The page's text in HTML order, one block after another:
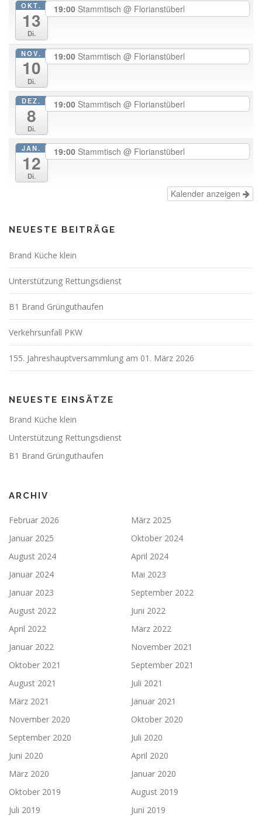
OKT.
13
Di.
19:00 Stammtisch @ Florianstüberl
NOV.
10
Di.
19:00 Stammtisch @ Florianstüberl
DEZ.
8
Di.
19:00 Stammtisch @ Florianstüberl
JAN.
12
Di.
19:00 Stammtisch @ Florianstüberl
Kalender anzeigen
NEUESTE BEITRÄGE
Brand Küche klein
Unterstützung Rettungsdienst
B1 Brand Grünguthaufen
Verkehrsunfall PKW
155. Jahreshauptversammlung am 01. März 2026
NEUESTE EINSÄTZE
Brand Küche klein
Unterstützung Rettungsdienst
B1 Brand Grünguthaufen
ARCHIV
Februar 2026
März 2025
Januar 2025
Oktober 2024
August 2024
April 2024
Januar 2024
Mai 2023
Januar 2023
September 2022
August 2022
Juni 2022
April 2022
März 2022
Januar 2022
November 2021
Oktober 2021
September 2021
August 2021
Juli 2021
März 2021
Januar 2021
November 2020
Oktober 2020
September 2020
Juli 2020
Juni 2020
April 2020
März 2020
Januar 2020
Oktober 2019
August 2019
Juli 2019
Juni 2019